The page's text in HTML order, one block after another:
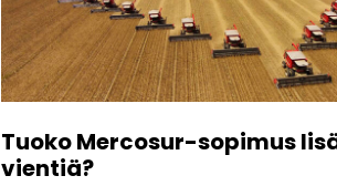
Tuoko Mercosur-sopimus
vientiä?